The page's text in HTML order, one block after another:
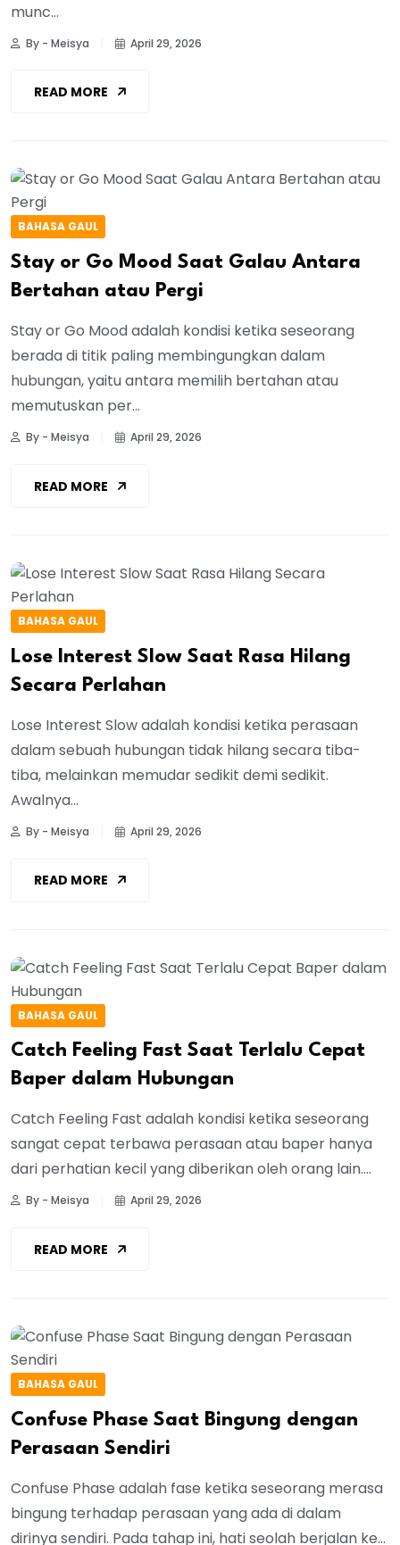
munc...
By - Meisya April 29, 2026
READ MORE
BAHASA GAUL
Stay or Go Mood Saat Galau Antara
Bertahan atau Pergi
Stay or Go Mood adalah kondisi ketika seseorang
berada di titik paling membingungkan dalam
hubungan, yaitu antara memilih bertahan atau
memutuskan per...
By - Meisya April 29, 2026
READ MORE
BAHASA GAUL
Lose Interest Slow Saat Rasa Hilang
Secara Perlahan
Lose Interest Slow adalah kondisi ketika perasaan
dalam sebuah hubungan tidak hilang secara tiba-
tiba, melainkan memudar sedikit demi sedikit.
Awalnya...
By - Meisya April 29, 2026
READ MORE
BAHASA GAUL
Catch Feeling Fast Saat Terlalu Cepat
Baper dalam Hubungan
Catch Feeling Fast adalah kondisi ketika seseorang
sangat cepat terbawa perasaan atau baper hanya
dari perhatian kecil yang diberikan oleh orang lain....
By - Meisya April 29, 2026
READ MORE
BAHASA GAUL
Confuse Phase Saat Bingung dengan
Perasaan Sendiri
Confuse Phase adalah fase ketika seseorang merasa
bingung terhadap perasaan yang ada di dalam
dirinya sendiri. Pada tahap ini, hati seolah berjalan ke...